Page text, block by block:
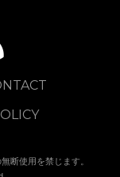
断使用を禁じます。